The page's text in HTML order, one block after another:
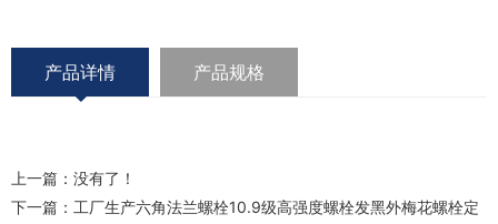
产品详情 产品规格
上一篇：没有了！
下一篇： 工厂生产六角法兰螺栓10.9级高强度螺栓发黑外梅花螺栓定